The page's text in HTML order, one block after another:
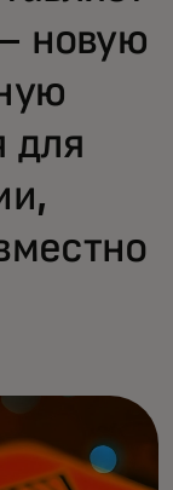
новую
для